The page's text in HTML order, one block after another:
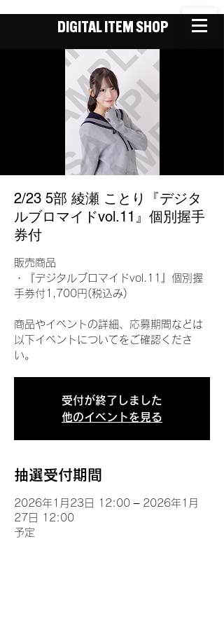
DIGITAL ITEM SHOP
2/23 5部 綾瀬 ことり『デジタ
ルブロマイドvol.11』個別握手
券付
販売商品
・『デジタルブロマイドvol.11』個別握
手券付1,700円(税込み)
商品やイベントの詳細、応募期間などは
以下イベントについてをご確認くださ
い。
受付が終了しました
他のイベントを見る
抽選受付期間
2026年1月23日 12:00 – 2026年1月
27日 12:00
予定